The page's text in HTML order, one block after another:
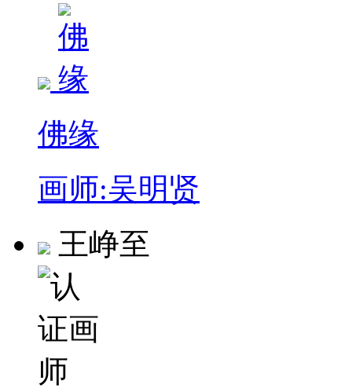
佛缘
画师:吴明贤
王峥至